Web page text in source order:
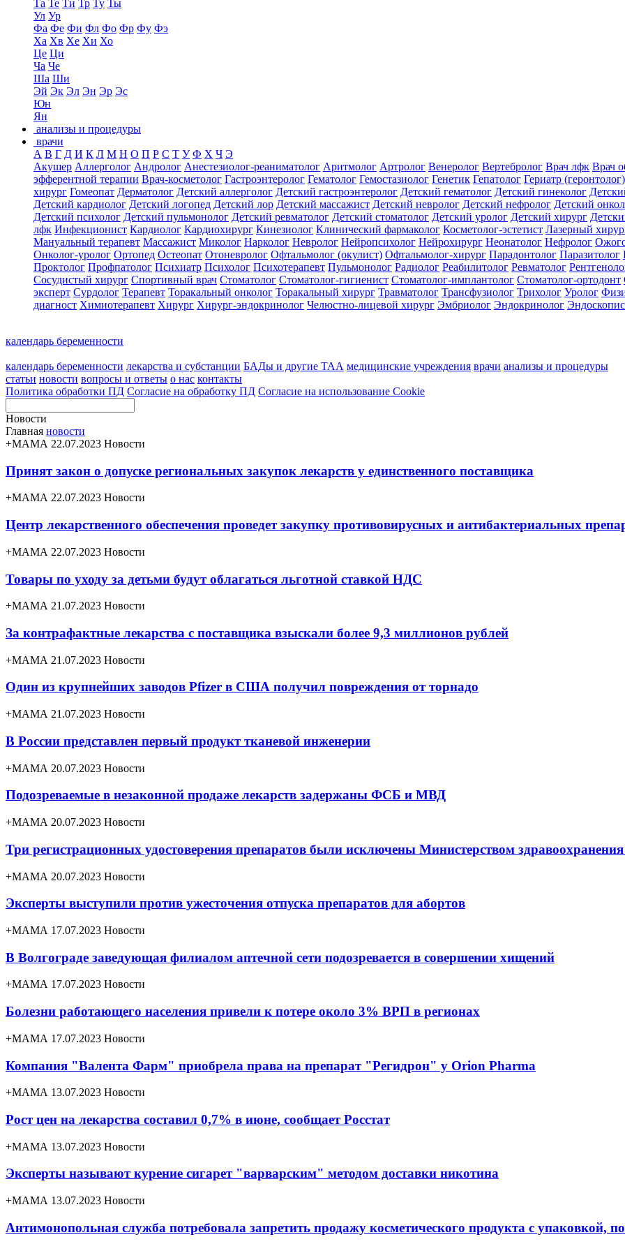
Та Те Ти Тр Ту Ты
Ул Ур
Фа Фе Фи Фл Фо Фр Фу Фэ
Ха Хв Хе Хи Хо
Це Ци
Ча Че
Ша Ши
Эй Эк Эл Эн Эр Эс
Юн
Ян
анализы и процедуры
врачи
А В Г Д И К Л М Н О П Р С Т У Ф Х Ч Э
Акушер Аллерголог Андролог Анестезиолог-реаниматолог Аритмолог Артролог Венеролог Вертебролог Врач лфк Врач
эфферентной терапии Врач-косметолог Гастроэнтеролог Гематолог Гемостазиолог Генетик Гепатолог Гериатр (геронтолог)
хирург Гомеопат Дерматолог Детский аллерголог Детский гастроэнтеролог Детский гематолог Детский гинеколог
Детский кардиолог Детский логопед Детский лор Детский массажист Детский невролог Детский нефролог Детский
Детский психолог Детский пульмонолог Детский ревматолог Детский стоматолог Детский уролог Детский хирург
лфк Инфекционист Кардиолог Кардиохирург Кинезиолог Клинический фармаколог Косметолог-эстетист Лазерный
Мануальный терапевт Массажист Миколог Нарколог Невролог Нейропсихолог Нейрохирург Неонатолог Нефролог
Онколог-уролог Ортопед Остеопат Отоневролог Офтальмолог (окулист) Офтальмолог-хирург Парадонтолог Паразитолог
Проктолог Профпатолог Психиатр Психолог Психотерапевт Пульмонолог Радиолог Реабилитолог Ревматолог
Сосудистый хирург Спортивный врач Стоматолог Стоматолог-гигиенист Стоматолог-имплантолог Стоматолог-ортодонт
эксперт Сурдолог Терапевт Торакальный онколог Торакальный хирург Травматолог Трансфузиолог Трихолог Уролог
диагност Химиотерапевт Хирург Хирург-эндокринолог Челюстно-лицевой хирург Эмбриолог Эндокринолог
календарь беременности
календарь беременности лекарства и субстанции БАДы и другие ТАА медицинские учреждения врачи анализы и процедуры
статьи новости вопросы и ответы о нас контакты
Политика обработки ПД Согласие на обработку ПД Согласие на использование Cookie
Новости
Главная новости
+МАМА 22.07.2023 Новости
Принят закон о допуске региональных закупок лекарств у единственного поставщика
+МАМА 22.07.2023 Новости
Центр лекарственного обеспечения проведет закупку противовирусных и антибактериальных
+МАМА 22.07.2023 Новости
Товары по уходу за детьми будут облагаться льготной ставкой НДС
+МАМА 21.07.2023 Новости
За контрафактные лекарства с поставщика взыскали более 9,3 миллионов рублей
+МАМА 21.07.2023 Новости
Один из крупнейших заводов Pfizer в США получил повреждения от торнадо
+МАМА 21.07.2023 Новости
В России представлен первый продукт тканевой инженерии
+МАМА 20.07.2023 Новости
Подозреваемые в незаконной продаже лекарств задержаны ФСБ и МВД
+МАМА 20.07.2023 Новости
Три регистрационных удостоверения препаратов были исключены Министерством здравоохранения
+МАМА 20.07.2023 Новости
Эксперты выступили против ужесточения отпуска препаратов для абортов
+МАМА 17.07.2023 Новости
В Волгограде заведующая филиалом аптечной сети подозревается в совершении хищений
+МАМА 17.07.2023 Новости
Болезни работающего населения привели к потере около 3% ВРП в регионах
+МАМА 17.07.2023 Новости
Компания "Валента Фарм" приобрела права на препарат "Регидрон" у Orion Pharma
+МАМА 13.07.2023 Новости
Рост цен на лекарства составил 0,7% в июне, сообщает Росстат
+МАМА 13.07.2023 Новости
Эксперты называют курение сигарет "варварским" методом доставки никотина
+МАМА 13.07.2023 Новости
Антимонопольная служба потребовала запретить продажу косметического продукта с упаковкой,